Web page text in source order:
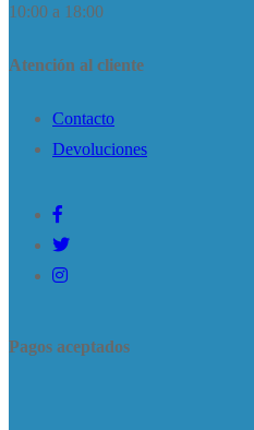
10:00 a 18:00
Atención al cliente
Contacto
Devoluciones
Pagos aceptados